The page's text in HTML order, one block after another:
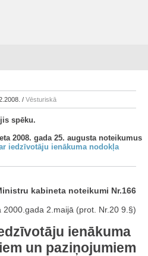
/ Vēsturiskā
spēku.
2008. gada 25. augusta noteikumus
iedzīvotāju ienākuma nodokļa
kabineta noteikumi Nr.166
2000.gada 2.maijā (prot. Nr.20 9.§)
ienākuma
un paziņojumiem